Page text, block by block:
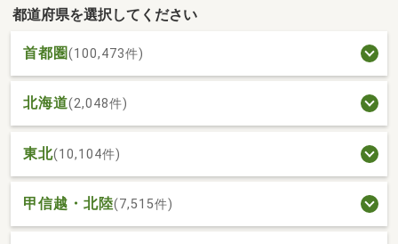
都道府県を選択してください
首都圏(100,473件)
北海道(2,048件)
東北(10,104件)
甲信越・北陸(7,515件)